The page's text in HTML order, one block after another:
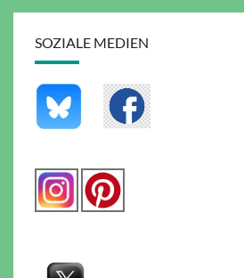
SOZIALE MEDIEN